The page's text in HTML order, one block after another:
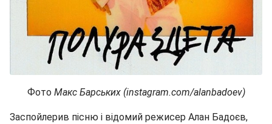
Фото Макс Барських (instagram.com/alanbadoev)
Заспойлерив пісню і відомий режисер Алан Бадоєв,